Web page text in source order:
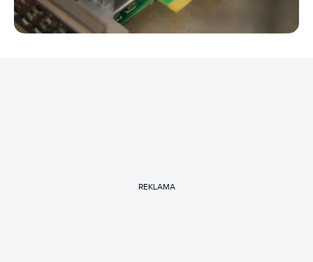
REKLAMA